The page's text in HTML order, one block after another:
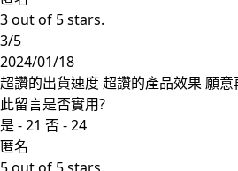
3 out of 5 stars.
3/5
2024/01/18
超讚的出貨速度 超讚的產品效果 願意
此留言是否實用?
是 -21 否 -24
匿名